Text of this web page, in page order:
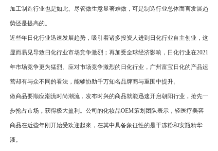
加工制造行业也是如此。尽管做生意显著难做，可是制造行业总体而言发展趋
势还是提高的。
近些年日化行业迅速发展趋势，吸引着诸多投资人进到日化行业自主创业，这
显而易见导致日化行业市场竞争激烈；再加受全球经济影响，日化行业在2021
年市场竞争更为猛烈。应对市场竞争激烈的日化行业，广州富宝日化的产品运
营却有与众不同的看法，能够协助千万知名品牌商与重围中提升。
做商品要顺应潮流时尚潮流，发布时兴的商品就能迅速开启朝阳行业，抢先一
步抢占市场，获得极大盈利。公司的化妆品OEM策划团队表示，轻医疗美容
商品在近些年刚开始受欢迎起來，在其中具备象征性的是干冻粉和安瓶精华
液。